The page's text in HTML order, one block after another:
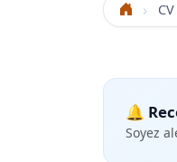
Accueil CV
🔔
Soyez